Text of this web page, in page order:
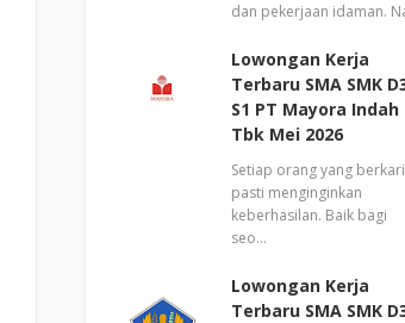
dan pekerjaan idaman.
Lowongan Kerja
Terbaru SMA SMK
S1 PT Mayora Indah
Tbk Mei 2026
Setiap orang yang
pasti menginginkan
keberhasilan. Baik bagi
seo…
Lowongan Kerja
Terbaru SMA SMK